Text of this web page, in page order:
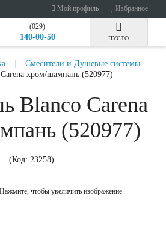
Мой профиль Избранное
(029)
140-00-50 ПУСТО
Смесители и Душевые системы
хром/шампань (520977)
Blanco Carena
(520977)
(Код: 23258)
Нажмите, чтобы увеличить изображение